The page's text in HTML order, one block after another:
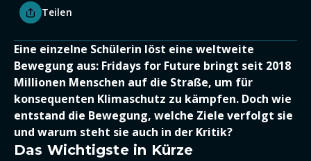
Teilen
Eine einzelne Schülerin löst eine weltweite
Bewegung aus: Fridays for Future bringt seit 2018
Millionen Menschen auf die Straße, um für
konsequenten Klimaschutz zu kämpfen. Doch wie
entstand die Bewegung, welche Ziele verfolgt sie
und warum steht sie auch in der Kritik?
Das Wichtigste in Kürze